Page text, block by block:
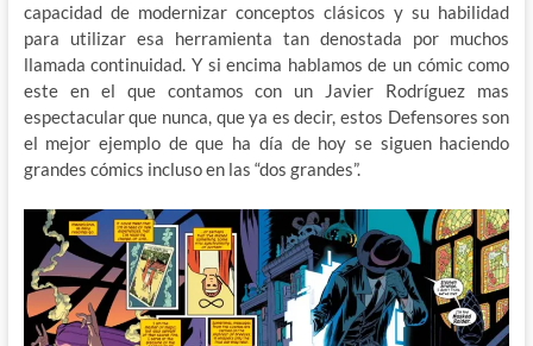
capacidad de modernizar conceptos clásicos y su habilidad
para utilizar esa herramienta tan denostada por muchos
llamada continuidad. Y si encima hablamos de un cómic como
este en el que contamos con un Javier Rodríguez mas
espectacular que nunca, que ya es decir, estos Defensores son
el mejor ejemplo de que ha día de hoy se siguen haciendo
grandes cómics incluso en las “dos grandes”.